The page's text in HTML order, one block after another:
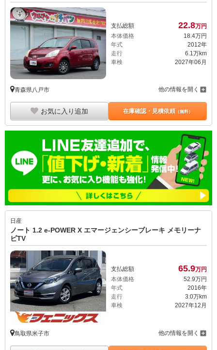
支払総額 22.8万円
本体価格
18. 4万円
年式
2012年
走行
6.1万km
車検
2027年06月
青森県八戸市 他の情報を開く
お気に入り追加 在庫確認・見積依頼（無料）
日産
ノート 1.2 e-POWER X エマージェンシーブレーキ メモリーナ
ビTV
支払総額 65.9万円
本体価格
52.9万円
年式
2016年
走行
3.0万km
車検
2027年12月
鳥取県米子市 他の情報を開く